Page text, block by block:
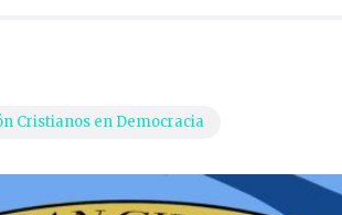
Cristianos en Democracia